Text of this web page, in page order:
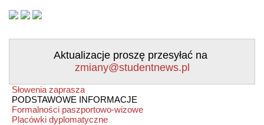
Aktualizacje proszę przesyłać na
zmiany@studentnews.pl
Słowenia zaprasza
PODSTAWOWE INFORMACJE
Formalności paszportowo-wizowe
Placówki dyplomatyczne